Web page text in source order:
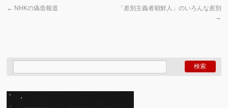
← NHKの偽造報道
「差別主義者朝鮮人」のいろんな差別
→